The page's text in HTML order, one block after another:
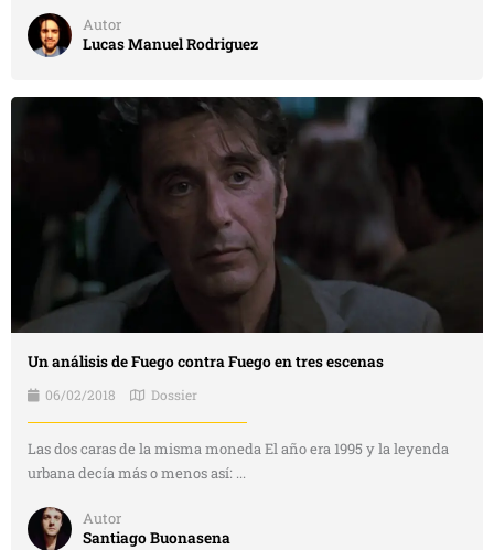
Autor
Lucas Manuel Rodriguez
Un análisis de Fuego contra Fuego en tres escenas
06/02/2018 Dossier
Las dos caras de la misma moneda El año era 1995 y la leyenda
urbana decía más o menos así: ...
Autor
Santiago Buonasena